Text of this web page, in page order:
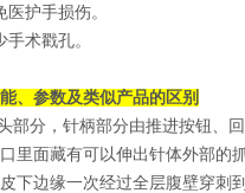
护手损伤。
术戳孔。
、参数及类似产品的区别
部分，针柄部分由推进按钮、
里面藏有可以伸出针体外部
下边缘一次经过全层腹壁穿刺